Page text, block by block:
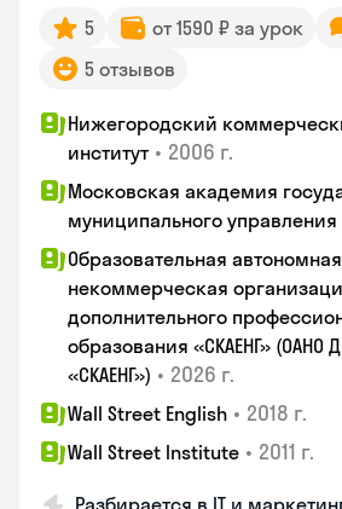
5 от 1590 ₽ за урок
5 отзывов
Нижегородский
институт • 2006 г.
Московская академия
муниципального управления
Образовательная автономная
некоммерческая
дополнительного
образования «СКАЕНГ» (ОАНО
«СКАЕНГ») • 2026 г.
Wall Street English • 2018 г.
Wall Street Institute • 2011 г.
Разбирается в IT и